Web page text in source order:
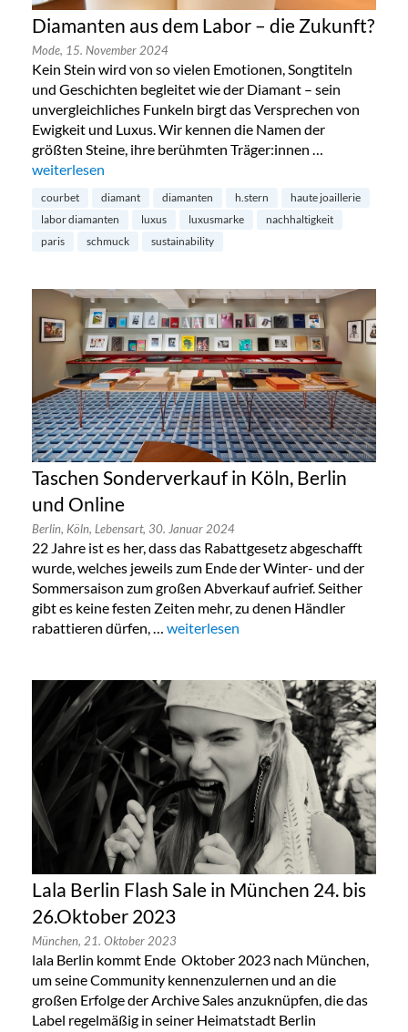
Diamanten aus dem Labor – die Zukunft?
Mode, 15. November 2024
Kein Stein wird von so vielen Emotionen, Songtiteln
und Geschichten begleitet wie der Diamant – sein
unvergleichliches Funkeln birgt das Versprechen von
Ewigkeit und Luxus. Wir kennen die Namen der
größten Steine, ihre berühmten Träger:innen …
„Diamanten aus dem Labor – die Zukunft?“
weiterlesen
courbet diamant diamanten h.stern
haute joaillerie
labor diamanten
luxus luxusmarke
nachhaltigkeit
paris
schmuck sustainability
Taschen Sonderverkauf in Köln, Berlin
und Online
Berlin, Köln, Lebensart, 30. Januar 2024
22 Jahre ist es her, dass das Rabattgesetz abgeschafft
wurde, welches jeweils zum Ende der Winter- und der
Sommersaison zum großen Abverkauf aufrief. Seither
gibt es keine festen Zeiten mehr, zu denen Händler
rabattieren dürfen, … „Taschen Sonderverkauf in Köln,
weiterlesen
Lala Berlin Flash Sale in München 24. bis
26.Oktober 2023
München, 21. Oktober 2023
lala Berlin kommt Ende Oktober 2023 nach München,
um seine Community kennenzulernen und an die
großen Erfolge der Archive Sales anzuknüpfen, die das
Label regelmäßig in seiner Heimatstadt Berlin